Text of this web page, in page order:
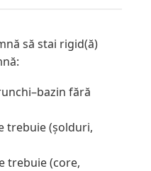
să stai rigid(ă)
fără
trebuie (șolduri,
trebuie (core,